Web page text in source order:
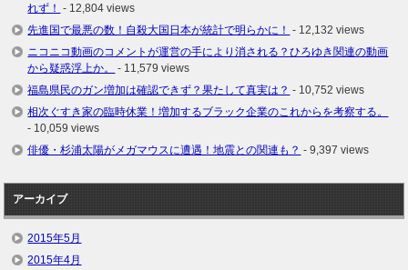
れず！ - 12,804 views
先進国で最悪の数！自殺大国日本が統計で明らかに！ - 12,132 views
ニコニコ動画のコメントが運営の手により消される？ひろゆき関連の動画
から疑惑浮上か。
- 11,579 views
福島県民のガン増加は確認できず？果たして真実は？ - 10,752 views
相次ぐすき家の臨時休業！増加するブラック企業のこれからを考察する。
- 10,059 views
俳優・杉浦太陽がメガマウスに遭遇！地震との関連も？ - 9,397 views
アーカイブ
2015年5月
2015年4月